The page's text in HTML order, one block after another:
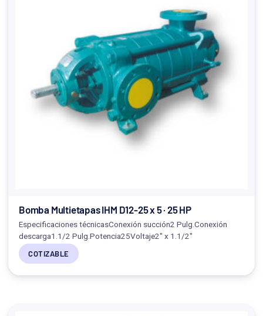
Bomba Multietapas IHM D12-25 x 5 · 25 HP
Especificaciones técnicasConexión succión2 Pulg.Conexión
descarga1.1/2 Pulg.Potencia25Voltaje2" x 1.1/2"
COTIZABLE